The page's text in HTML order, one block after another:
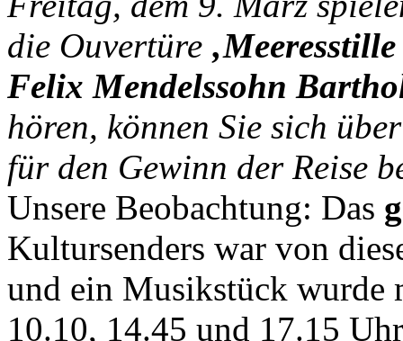
die Ouvertüre
Felix Mendelssohn
hören, können Sie sich
für den Gewinn der Reise
Unsere Beobachtung: Das
Kultursenders war von
und ein Musikstück wurde
10.10, 14.45 und 17.15